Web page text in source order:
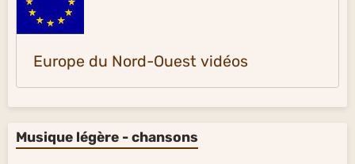
Europe du Nord-Ouest vidéos
Musique légère - chansons